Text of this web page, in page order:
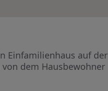
Einfamilienhaus auf der
dem Hausbewohner